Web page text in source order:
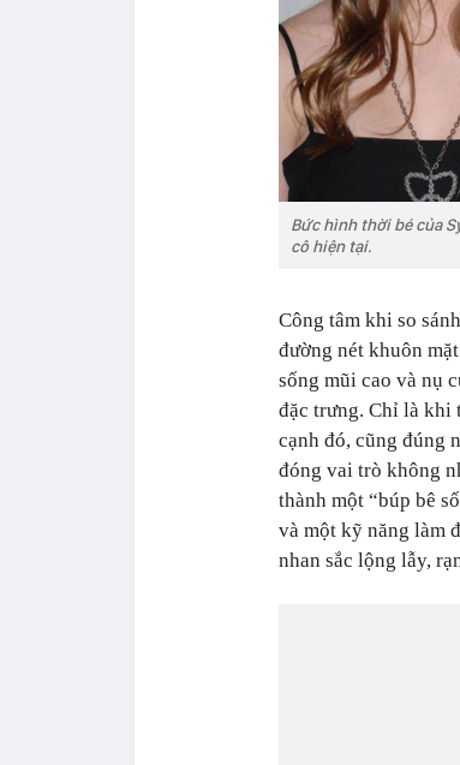
Bức hình thời bé của
cô hiện tại.
Công tâm khi so
đường nét khuôn
sống mũi cao và nụ
đặc trưng. Chỉ là khi
cạnh đó, cũng đúng
đóng vai trò không
thành một “búp bê
và một kỹ năng làm
nhan sắc lộng lẫy,